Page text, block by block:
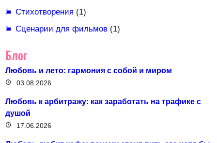
Стихотворения (1)
Сценарии для фильмов(1)
Блог
Любовь и лето: гармония с собой и миром
03.08.2026
Любовь к арбитражу: как заработать на трафике с
душой
17.06.2026